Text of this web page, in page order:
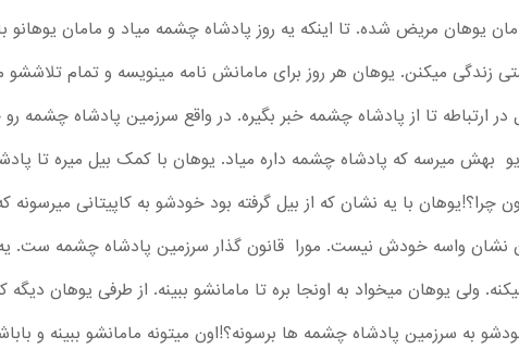
یوهان مریض شده. تا اینکه یه روز پادشاه چشمه میاد و مامان
زندگی میکنن. یوهان هر روز برای مامانش نامه مینویسه و تمام تلاششو
ارتباطه تا از پادشاه چشمه خبر بگیره. در واقع سرزمین پادشاه چشمه
بهش میرسه که پادشاه چشمه داره میاد. یوهان با کمک بیل میره تا
چرا؟!یوهان با یه نشان که از بیل گرفته بود خودشو به کاپیتانی میرسونه
نشان واسه خودش نیست. مورا قانون گذار سرزمین پادشاه چشمه ست.
ولی یوهان میخواد به اونجا بره تا مامانشو ببینه. از طرفی یوهان
به سرزمین پادشاه چشمه ها برسونه؟!اون میتونه مامانشو ببینه و